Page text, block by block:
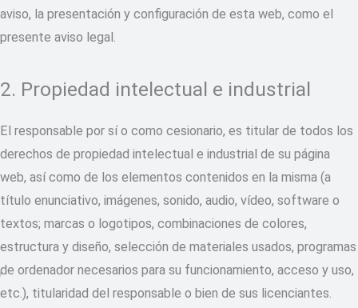
aviso, la presentación y configuración de esta web, como el
presente aviso legal.
2. Propiedad intelectual e industrial
El responsable por sí o como cesionario, es titular de todos los
derechos de propiedad intelectual e industrial de su página
web, así como de los elementos contenidos en la misma (a
título enunciativo, imágenes, sonido, audio, vídeo, software o
textos; marcas o logotipos, combinaciones de colores,
estructura y diseño, selección de materiales usados, programas
de ordenador necesarios para su funcionamiento, acceso y uso,
etc.), titularidad del responsable o bien de sus licenciantes.